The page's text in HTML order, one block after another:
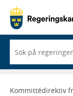
du
börjar
skriva
framträder
Kommittédirektiv